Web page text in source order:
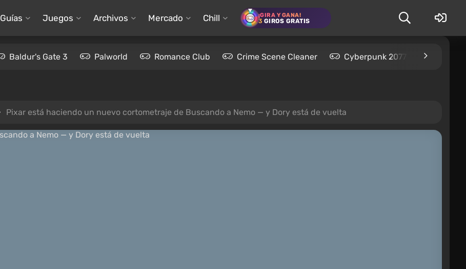
Guías Juegos Archivos Mercado Chill ¡GIRA Y GANA!
3 GIROS GRATIS
Baldur's Gate 3 Palworld Romance Club Crime Scene Cleaner Cyberpunk 2077
Pixar está haciendo un nuevo cortometraje de Buscando a Nemo — y Dory está de vuelta